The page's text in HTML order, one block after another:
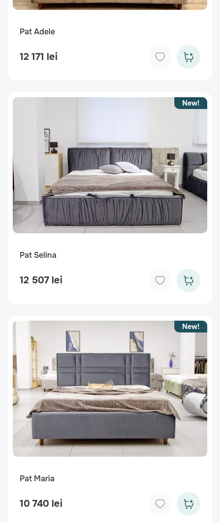
Pat Adele
12 171 lei
New!
Pat Selina
12 507 lei
New!
Pat Maria
10 740 lei